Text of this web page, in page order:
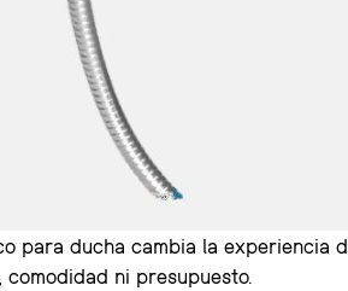
para ducha cambia la experiencia
ni presupuesto.